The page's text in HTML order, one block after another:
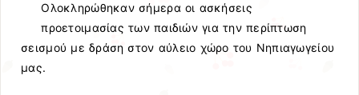
Ολοκληρώθηκαν σήμερα οι ασκήσεις
προετοιμασίας των παιδιών για την περίπτωση
σεισμού με δράση στον αύλειο χώρο του Νηπιαγωγείου
μας.